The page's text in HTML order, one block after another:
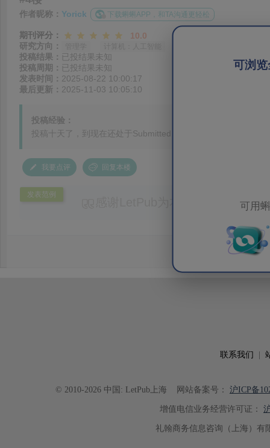
可浏
可用
作者昵称： Yorick 下载蝌蝌APP，和TA沟通更轻松
期刊评分：
10.0
研究方向：
投稿结果： 已投结果未知
投稿周期： 已投结果未知
发表时间： 2025-08-22 10:00:17
最后更新： 2025-11-03 10:05:10
投稿经验：
投稿十天了，到现在还处于Submitted to Journal的状态。
我要点评 回复本楼
发表范例
感谢LetPub为本论文提供专业
效应及界面电荷传输等研究内容，
论述逻辑进行了系统梳理，使研究
析及机理讨论之间的关系更加清晰
联系我们
© 2010-2026 中国: LetPub上海 网站备案号： 沪ICP备
增值电信业务经营许可证：
礼翰商务信息咨询（上海）